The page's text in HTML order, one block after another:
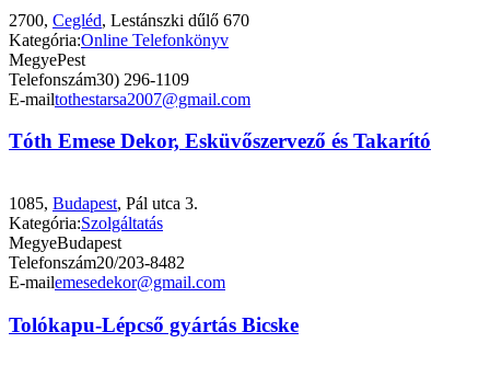
2700, Cegléd, Lestánszki dűlő 670
Kategória:Online Telefonkönyv
MegyePest
Telefonszám30) 296-1109
E-mailtothestarsa2007@gmail.com
Tóth Emese Dekor, Esküvőszervező és Takarító
1085, Budapest, Pál utca 3.
Kategória:Szolgáltatás
MegyeBudapest
Telefonszám20/203-8482
E-mailemesedekor@gmail.com
Tolókapu-Lépcső gyártás Bicske